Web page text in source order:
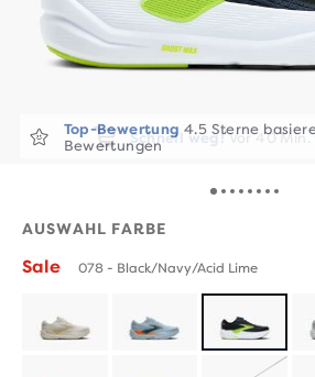
Schnell weg!Vor 40
AUSWAHL FARBE
Sale 078 - Black/Navy/Acid Lime